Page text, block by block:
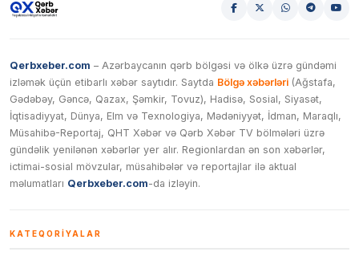
Qerbxeber.com – Azərbaycanın qərb bölgəsi və ölkə üzrə gündəmi
izləmək üçün etibarlı xəbər saytıdır. Saytda Bölgə xəbərləri (Ağstafa,
Gədəbəy, Gəncə, Qazax, Şəmkir, Tovuz), Hadisə, Sosial, Siyasət,
İqtisadiyyat, Dünya, Elm və Texnologiya, Mədəniyyət, İdman, Maraqlı,
Müsahibə-Reportaj, QHT Xəbər və Qərb Xəbər TV bölmələri üzrə
gündəlik yenilənən xəbərlər yer alır. Regionlardan ən son xəbərlər,
ictimai-sosial mövzular, müsahibələr və reportajlar ilə aktual
məlumatları Qerbxeber.com-da izləyin.
KATEQORIYALAR